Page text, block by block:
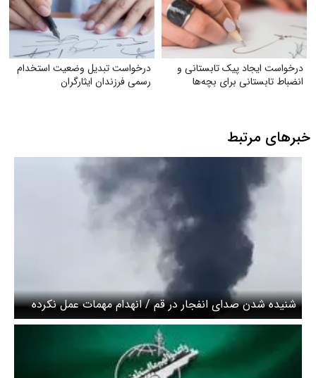
درخواست ایجاد پیک تابستانی و
انضباط تابستانی برای بچه‌ها
درخواست تبدیل وضعیت استخدام
رسمی فرزندان ایثارگران
خبرهای مرتبط
شنیده شدن صدای انفجار در قم / انهدام مهمات عمل نکرده
تجاوز آمریکایی صهیونی